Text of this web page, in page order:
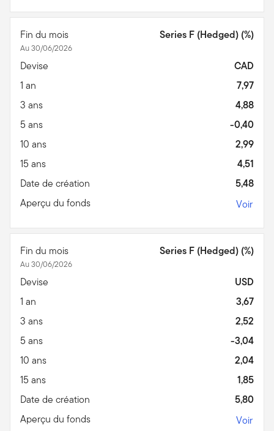
Fin du mois
Au 30/06/2026
Series F (Hedged) (%)
Devise
CAD
1 an
7,97
3 ans
4,88
5 ans
-0,40
10 ans
2,99
15 ans
4,51
Date de création
5,48
Aperçu du fonds
Voir
Fin du mois
Au 30/06/2026
Series F (Hedged) (%)
Devise
USD
1 an
3,67
3 ans
2,52
5 ans
-3,04
10 ans
2,04
15 ans
1,85
Date de création
5,80
Aperçu du fonds
Voir